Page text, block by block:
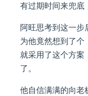
有过期时间来兜底
阿旺思考到这一步
为他竟然想到了个
就采用了这个方案
了。
他自信满满的向老